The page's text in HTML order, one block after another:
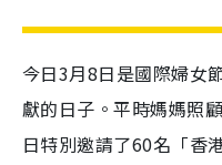
今日3月8日是國際婦女
獻的日子。平時媽媽照
日特別邀請了60名「香